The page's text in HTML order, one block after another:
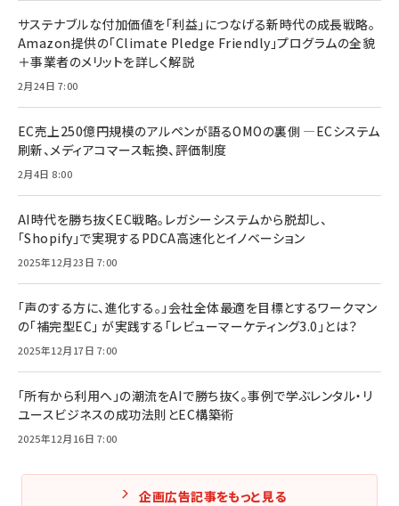
サステナブルな付加価値を「利益」につなげる新時代の成長戦略。
Amazon提供の「Climate Pledge Friendly」プログラムの全貌
＋事業者のメリットを詳しく解説
2月24日 7:00
EC売上250億円規模のアルペンが語るOMOの裏側 ―ECシステム
刷新、メディアコマース転換、評価制度
2月4日 8:00
AI時代を勝ち抜くEC戦略。レガシーシステムから脱却し、
「Shopify」で実現するPDCA高速化とイノベーション
2025年12月23日 7:00
「声のする方に、進化する。」会社全体最適を目標とするワークマン
の「補完型EC」 が実践する「レビューマーケティング3.0」とは？
2025年12月17日 7:00
「所有から利用へ」の潮流をAIで勝ち抜く。事例で学ぶレンタル・リ
ユースビジネスの成功法則とEC構築術
2025年12月16日 7:00
企画広告記事をもっと見る